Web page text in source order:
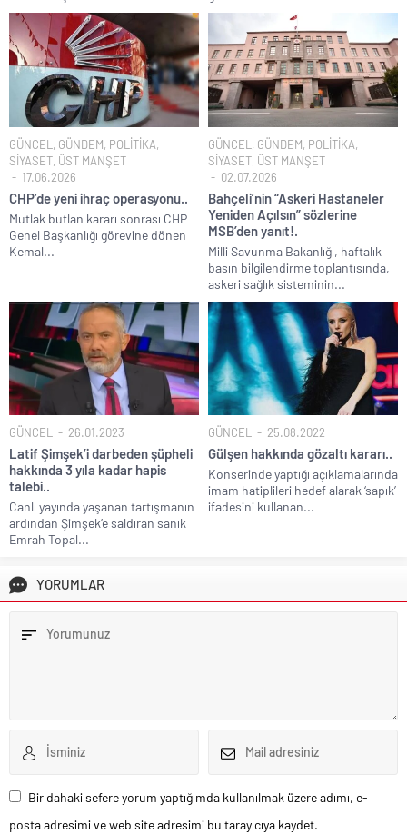
GÜNCEL , GÜNDEM, POLİTİKA,
SİYASET, ÜST MANŞET
17.06.2026
CHP’de yeni ihraç operasyonu..
Mutlak butlan kararı sonrası CHP
Genel Başkanlığı görevine dönen
Kemal...
GÜNCEL , GÜNDEM, POLİTİKA,
SİYASET, ÜST MANŞET
02.07.2026
Bahçeli’nin “Askeri Hastaneler
Yeniden Açılsın” sözlerine
MSB’den yanıt!.
Milli Savunma Bakanlığı, haftalık
basın bilgilendirme toplantısında,
askeri sağlık sisteminin...
GÜNCEL 26.01.2023
Latif Şimşek’i darbeden şüpheli
hakkında 3 yıla kadar hapis
talebi..
Canlı yayında yaşanan tartışmanın
ardından Şimşek’e saldıran sanık
Emrah Topal...
GÜNCEL 25.08.2022
Gülşen hakkında gözaltı kararı..
Konserinde yaptığı açıklamalarında
imam hatiplileri hedef alarak ‘sapık’
ifadesini kullanan...
YORUMLAR
Bir dahaki sefere yorum yaptığımda kullanılmak üzere adımı, e-
posta adresimi ve web site adresimi bu tarayıcıya kaydet.